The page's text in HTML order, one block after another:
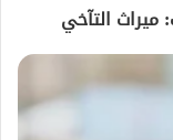
التآخي